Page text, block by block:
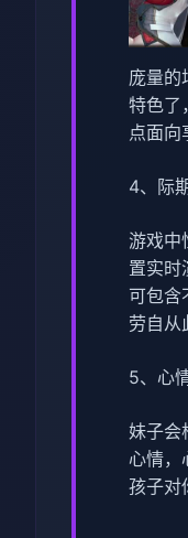
庞量的
特色了
点面向
4、际
游戏中
置实时
可包含
劳自从
5、心
妹子会
心情，
孩子对